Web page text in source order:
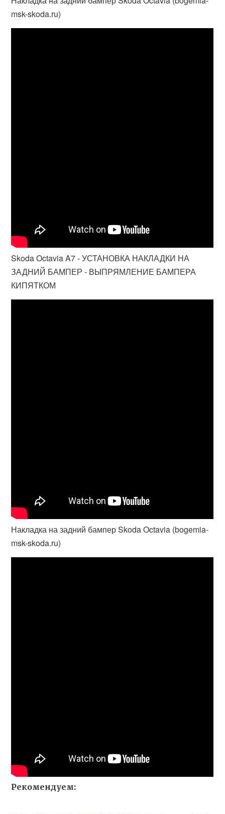
msk-skoda.ru)
Skoda Octavia A7 - УСТАНОВКА НАКЛАДКИ НА
ЗАДНИЙ БАМПЕР - ВЫПРЯМЛЕНИЕ БАМПЕРА
КИПЯТКОМ
Накладка на задний бампер Skoda Octavia (bogemia-
msk-skoda.ru)
Рекомендуем: